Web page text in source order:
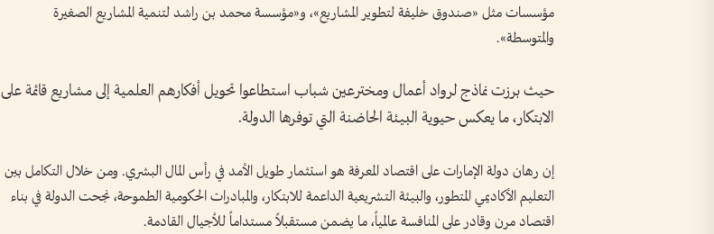
مؤسسات مثل «صندوق خليفة لتطوير المشاريع»، و«مؤسسة محمد بن راشد لتنمية المشاريع الصغيرة
والمتوسطة».
حيث برزت نماذج لرواد أعمال ومخترعين شباب استطاعوا تحويل أفكارهم العلمية إلى مشاريع قائمة على
الابتكار، ما يعكس حيوية البيئة الحاضنة التي توفرها الدولة.
إن رهان دولة الإمارات على اقتصاد المعرفة هو استثمار طويل الأمد في رأس المال البشري. ومن خلال التكامل بين
التعليم الأكاديمي المتطور، والبيئة التشريعية الداعمة للابتكار، والمبادرات الحكومية الطموحة، نجحت الدولة في بناء
اقتصاد مرن وقادر على المنافسة عالمياً، ما يضمن مستقبلاً مستداماً للأجيال القادمة.